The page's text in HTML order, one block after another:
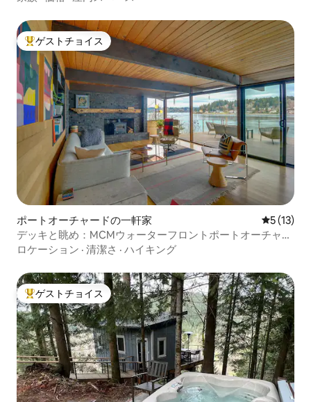
大好評のゲストチョイスです。
ゲストチョイス
ポートオーチャードの一軒家 レビュー
5 (13)
デッキと眺め：MCMウォーターフロントポートオーチャー
ドリトリート
ロケーション · 清潔さ · ハイキング
大好評のゲストチョイスです。
ゲストチョイス